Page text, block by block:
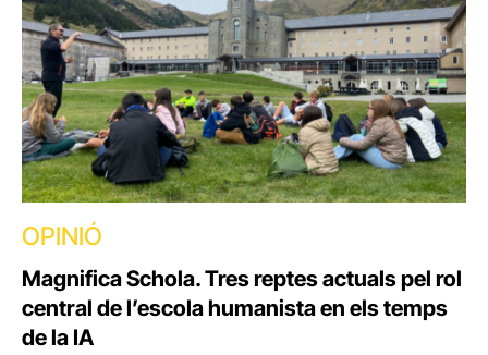
OPINIÓ
Magnifica Schola. Tres reptes actuals pel rol
central de l’escola humanista en els temps
de la IA